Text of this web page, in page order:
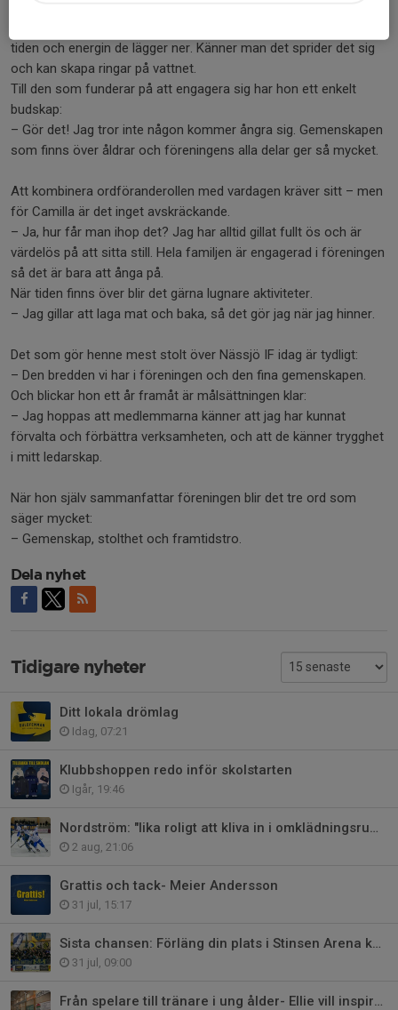
tiden och energin de lägger ner. Känner man det sprider det sig
och kan skapa ringar på vattnet.
Till den som funderar på att engagera sig har hon ett enkelt
budskap:
– Gör det! Jag tror inte någon kommer ångra sig. Gemenskapen
som finns över åldrar och föreningens alla delar ger så mycket.
Att kombinera ordföranderollen med vardagen kräver sitt – men
för Camilla är det inget avskräckande.
– Ja, hur får man ihop det? Jag har alltid gillat fullt ös och är
värdelös på att sitta still. Hela familjen är engagerad i föreningen
så det är bara att ånga på.
När tiden finns över blir det gärna lugnare aktiviteter.
– Jag gillar att laga mat och baka, så det gör jag när jag hinner.
Det som gör henne mest stolt över Nässjö IF idag är tydligt:
– Den bredden vi har i föreningen och den fina gemenskapen.
Och blickar hon ett år framåt är målsättningen klar:
– Jag hoppas att medlemmarna känner att jag har kunnat
förvalta och förbättra verksamheten, och att de känner trygghet
i mitt ledarskap.
När hon själv sammanfattar föreningen blir det tre ord som
säger mycket:
– Gemenskap, stolthet och framtidstro.
Dela nyhet
Tidigare nyheter
Ditt lokala drömlag
Idag, 07:21
Klubbshoppen redo inför skolstarten
Igår, 19:46
Nordström: "lika roligt att kliva in i omklädningsrummet varje gång"
2 aug, 21:06
Grattis och tack- Meier Andersson
31 jul, 15:17
Sista chansen: Förläng din plats i Stinsen Arena kommande säsong
31 jul, 09:00
Från spelare till tränare i ung ålder- Ellie vill inspirera andra